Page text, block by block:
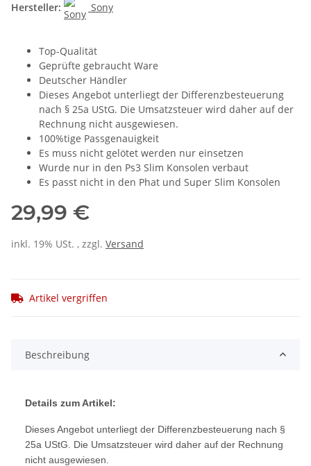
Hersteller:
Sony
Top-Qualität
Geprüfte gebraucht Ware
Deutscher Händler
Dieses Angebot unterliegt der Differenzbesteuerung
nach § 25a UStG. Die Umsatzsteuer wird daher auf der
Rechnung nicht ausgewiesen.
100%tige Passgenauigkeit
Es muss nicht gelötet werden nur einsetzen
Wurde nur in den Ps3 Slim Konsolen verbaut
Es passt nicht in den Phat und Super Slim Konsolen
29,99 €
inkl. 19% USt. , zzgl. Versand
Artikel vergriffen
Beschreibung
Details zum Artikel:
Dieses Angebot unterliegt der Differenzbesteuerung nach §
25a UStG. Die Umsatzsteuer wird daher auf der Rechnung
nicht ausgewiesen.